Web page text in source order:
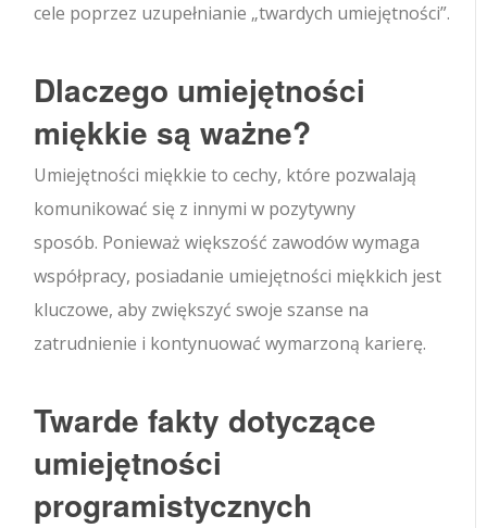
cele poprzez uzupełnianie „twardych umiejętności”.
Dlaczego umiejętności
miękkie są ważne?
Umiejętności miękkie to cechy, które pozwalają
komunikować się z innymi w pozytywny
sposób. Ponieważ większość zawodów wymaga
współpracy, posiadanie umiejętności miękkich jest
kluczowe, aby zwiększyć swoje szanse na
zatrudnienie i kontynuować wymarzoną karierę.
Twarde fakty dotyczące
umiejętności
programistycznych